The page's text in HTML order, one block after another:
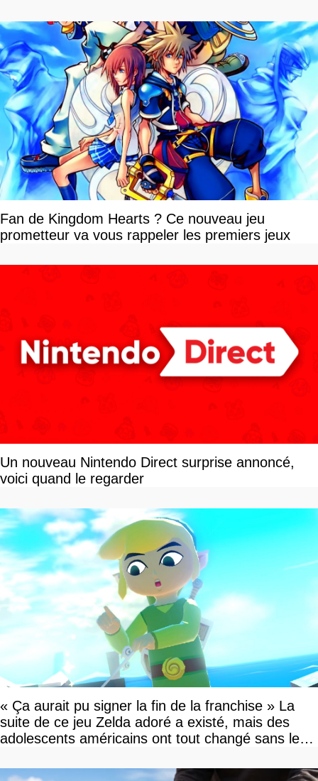
Fan de Kingdom Hearts ? Ce nouveau jeu
prometteur va vous rappeler les premiers jeux
Un nouveau Nintendo Direct surprise annoncé,
voici quand le regarder
« Ça aurait pu signer la fin de la franchise » La
suite de ce jeu Zelda adoré a existé, mais des
adolescents américains ont tout changé sans le